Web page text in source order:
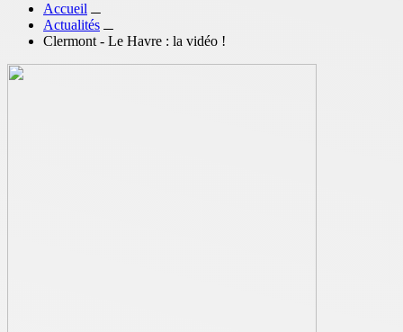
Accueil
Actualités
Clermont - Le Havre : la vidéo !